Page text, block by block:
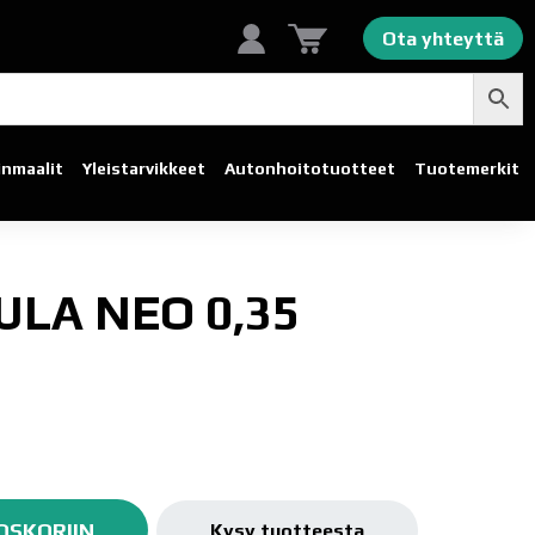
Ota yhteyttä
Yleistarvikkeet Autonhoito­tuotteet Tuotemerkit
NEO 0,35